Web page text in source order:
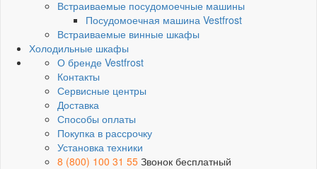
Встраиваемые посудомоечные машины
Посудомоечная машина Vestfrost
Встраиваемые винные шкафы
Холодильные шкафы
О бренде Vestfrost
Контакты
Сервисные центры
Доставка
Способы оплаты
Покупка в рассрочку
Установка техники
8 (800) 100 31 55 Звонок бесплатный